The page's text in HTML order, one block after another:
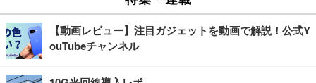
【動画レビュー】注目ガジェットを動画で解説！公式Y
ouTubeチャンネル